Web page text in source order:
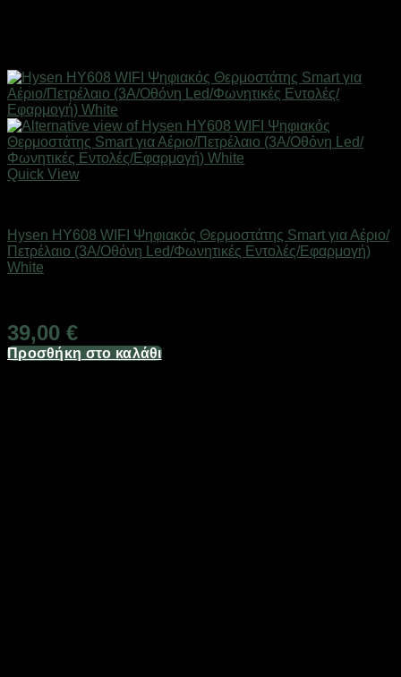
Quick View
Hysen HY608 WIFI Ψηφιακός Θερμοστάτης Smart για Αέριο/
Πετρέλαιο (3A/Οθόνη Led/Φωνητικές Εντολές/Εφαρμογή)
White
39,00 €
Προσθήκη στο καλάθι